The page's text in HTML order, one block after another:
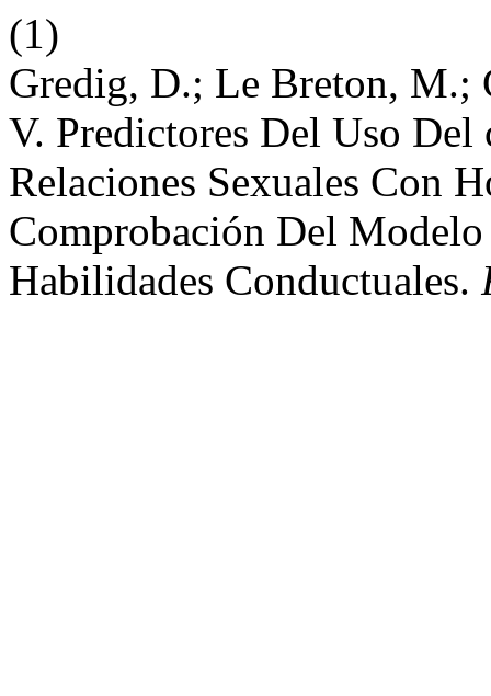
(1)
Gredig, D.; Le Breton, M.;
V. Predictores Del Uso Del
Relaciones Sexuales Con
Comprobación Del
Habilidades Conductuales.